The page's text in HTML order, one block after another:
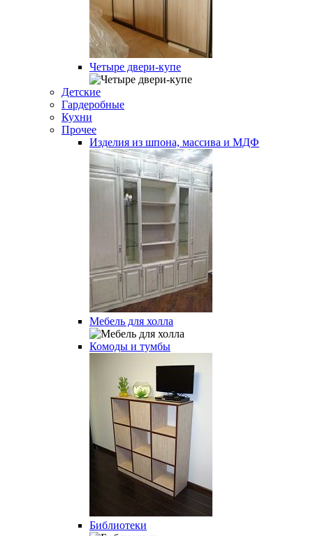
Четыре двери-купе
Детские
Гардеробные
Кухни
Прочее
Изделия из шпона, массива и МДФ
Мебель для холла
Комоды и тумбы
Библиотеки